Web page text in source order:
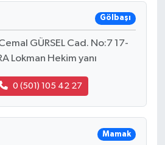
Gölbaşı
GÜRSEL Cad. No:7 17-
Lokman Hekim yanı
0 (501) 105 42 27
Mamak